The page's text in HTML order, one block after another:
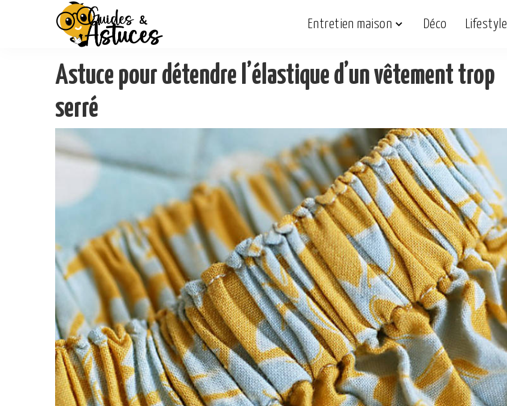
Entretien maison Déco Lifestyle
Astuce pour détendre l’élastique d’un vêtement trop
serré